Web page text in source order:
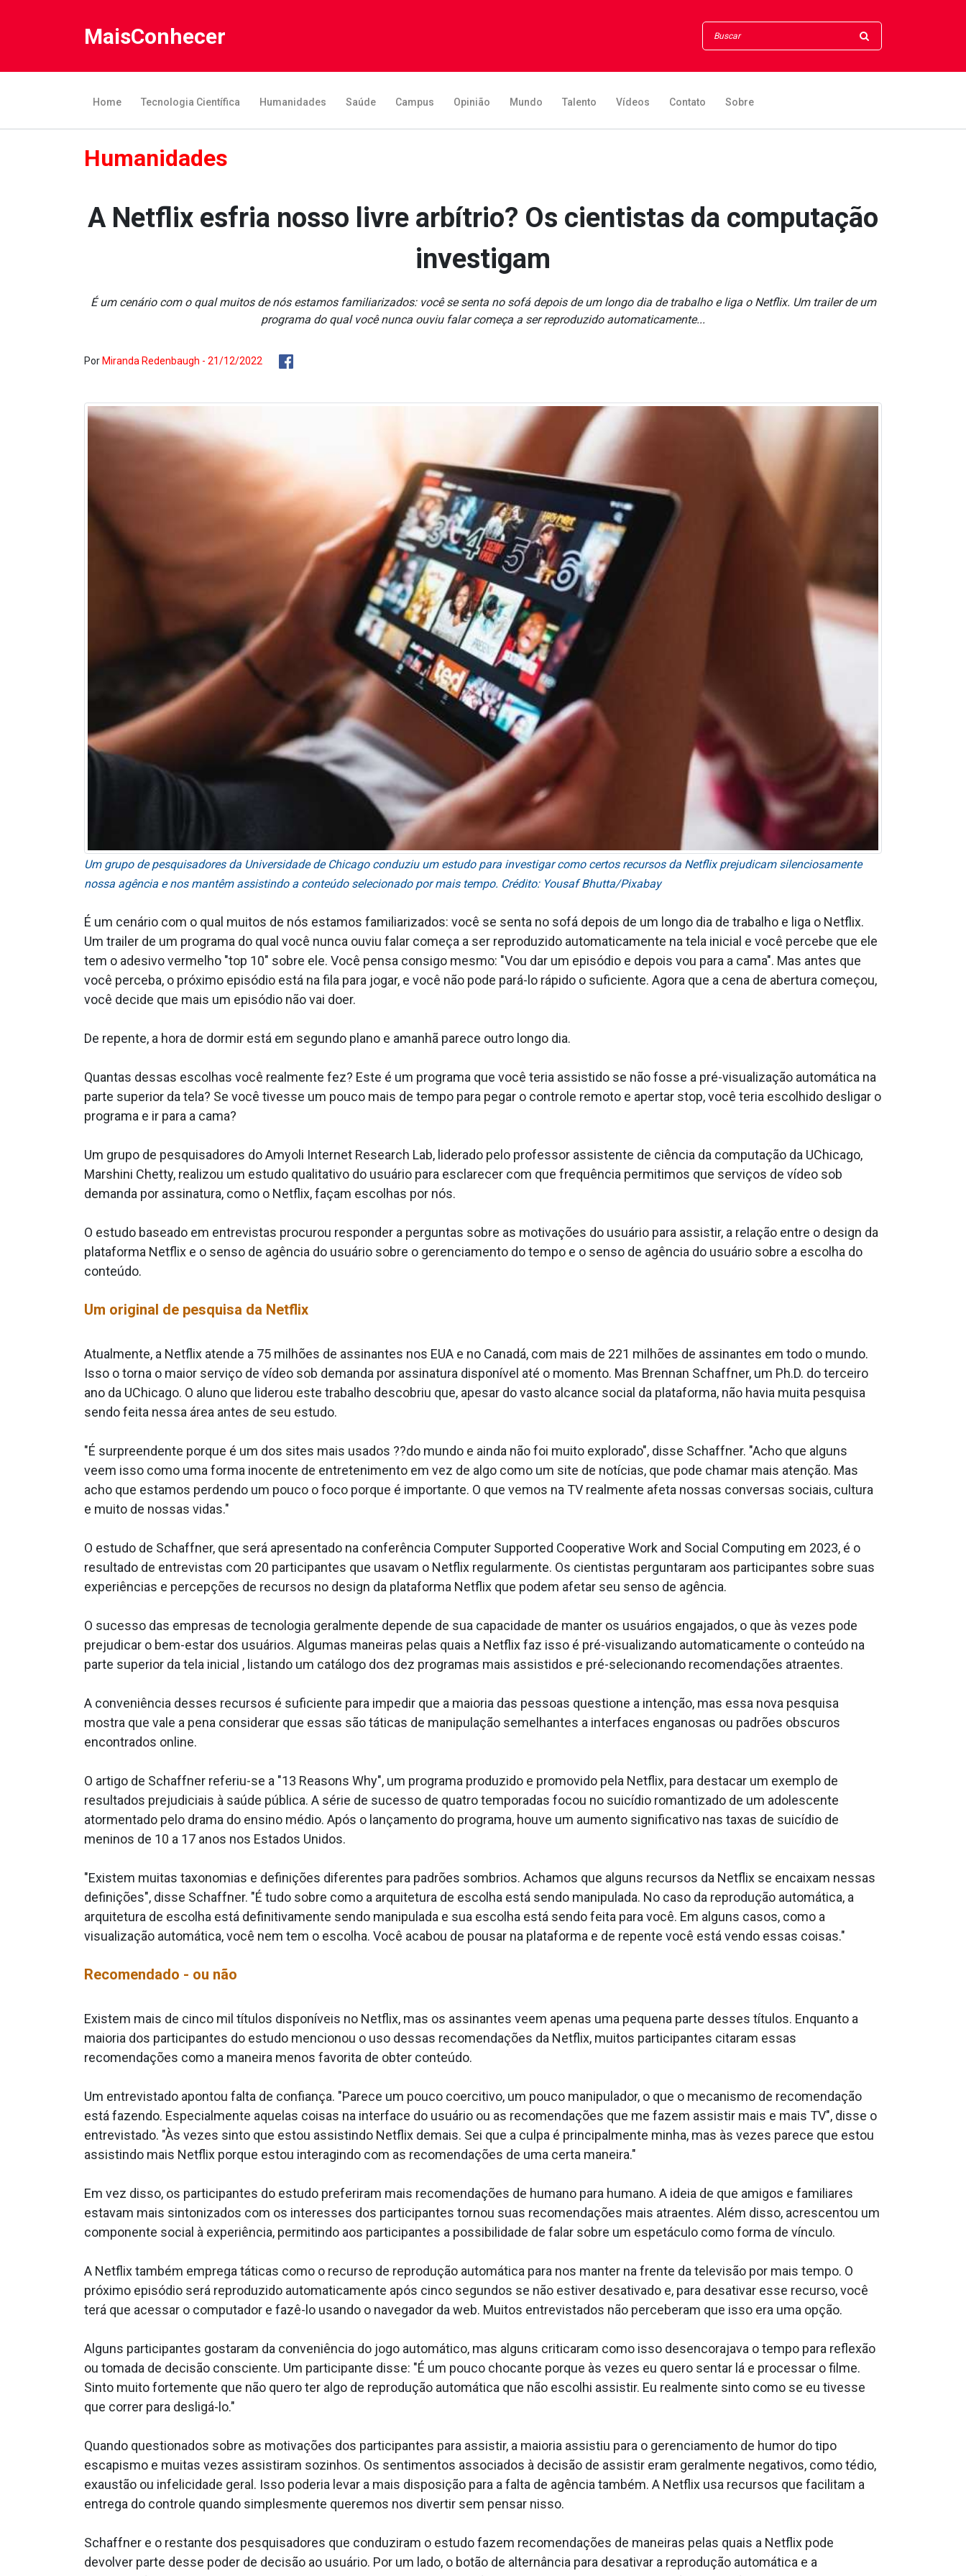
MaisConhecer
Home Tecnologia Científica Humanidades Saúde Campus Opinião Mundo Talento Vídeos Contato Sobre
Humanidades
A Netflix esfria nosso livre arbítrio? Os cientistas da computação
investigam
É um cenário com o qual muitos de nós estamos familiarizados: você se senta no sofá depois de um longo dia de trabalho e liga o Netflix. Um trailer de um
programa do qual você nunca ouviu falar começa a ser reproduzido automaticamente...
Por Miranda Redenbaugh - 21/12/2022
Um grupo de pesquisadores da Universidade de Chicago conduziu um estudo para investigar como certos recursos da Netflix prejudicam silenciosamente
nossa agência e nos mantêm assistindo a conteúdo selecionado por mais tempo. Crédito: Yousaf Bhutta/Pixabay
É um cenário com o qual muitos de nós estamos familiarizados: você se senta no sofá depois de um longo dia de trabalho e liga o Netflix.
Um trailer de um programa do qual você nunca ouviu falar começa a ser reproduzido automaticamente na tela inicial e você percebe que ele
tem o adesivo vermelho "top 10" sobre ele. Você pensa consigo mesmo: "Vou dar um episódio e depois vou para a cama". Mas antes que
você perceba, o próximo episódio está na fila para jogar, e você não pode pará-lo rápido o suficiente. Agora que a cena de abertura começou,
você decide que mais um episódio não vai doer.
De repente, a hora de dormir está em segundo plano e amanhã parece outro longo dia.
Quantas dessas escolhas você realmente fez? Este é um programa que você teria assistido se não fosse a pré-visualização automática na
parte superior da tela? Se você tivesse um pouco mais de tempo para pegar o controle remoto e apertar stop, você teria escolhido desligar o
programa e ir para a cama?
Um grupo de pesquisadores do Amyoli Internet Research Lab, liderado pelo professor assistente de ciência da computação da UChicago,
Marshini Chetty, realizou um estudo qualitativo do usuário para esclarecer com que frequência permitimos que serviços de vídeo sob
demanda por assinatura, como o Netflix, façam escolhas por nós.
O estudo baseado em entrevistas procurou responder a perguntas sobre as motivações do usuário para assistir, a relação entre o design da
plataforma Netflix e o senso de agência do usuário sobre o gerenciamento do tempo e o senso de agência do usuário sobre a escolha do
conteúdo.
Um original de pesquisa da Netflix
Atualmente, a Netflix atende a 75 milhões de assinantes nos EUA e no Canadá, com mais de 221 milhões de assinantes em todo o mundo.
Isso o torna o maior serviço de vídeo sob demanda por assinatura disponível até o momento. Mas Brennan Schaffner, um Ph.D. do terceiro
ano da UChicago. O aluno que liderou este trabalho descobriu que, apesar do vasto alcance social da plataforma, não havia muita pesquisa
sendo feita nessa área antes de seu estudo.
"É surpreendente porque é um dos sites mais usados ??do mundo e ainda não foi muito explorado", disse Schaffner. "Acho que alguns
veem isso como uma forma inocente de entretenimento em vez de algo como um site de notícias, que pode chamar mais atenção. Mas
acho que estamos perdendo um pouco o foco porque é importante. O que vemos na TV realmente afeta nossas conversas sociais, cultura
e muito de nossas vidas."
O estudo de Schaffner, que será apresentado na conferência Computer Supported Cooperative Work and Social Computing em 2023, é o
resultado de entrevistas com 20 participantes que usavam o Netflix regularmente. Os cientistas perguntaram aos participantes sobre suas
experiências e percepções de recursos no design da plataforma Netflix que podem afetar seu senso de agência.
O sucesso das empresas de tecnologia geralmente depende de sua capacidade de manter os usuários engajados, o que às vezes pode
prejudicar o bem-estar dos usuários. Algumas maneiras pelas quais a Netflix faz isso é pré-visualizando automaticamente o conteúdo na
parte superior da tela inicial , listando um catálogo dos dez programas mais assistidos e pré-selecionando recomendações atraentes.
A conveniência desses recursos é suficiente para impedir que a maioria das pessoas questione a intenção, mas essa nova pesquisa
mostra que vale a pena considerar que essas são táticas de manipulação semelhantes a interfaces enganosas ou padrões obscuros
encontrados online.
O artigo de Schaffner referiu-se a "13 Reasons Why", um programa produzido e promovido pela Netflix, para destacar um exemplo de
resultados prejudiciais à saúde pública. A série de sucesso de quatro temporadas focou no suicídio romantizado de um adolescente
atormentado pelo drama do ensino médio. Após o lançamento do programa, houve um aumento significativo nas taxas de suicídio de
meninos de 10 a 17 anos nos Estados Unidos.
"Existem muitas taxonomias e definições diferentes para padrões sombrios. Achamos que alguns recursos da Netflix se encaixam nessas
definições", disse Schaffner. "É tudo sobre como a arquitetura de escolha está sendo manipulada. No caso da reprodução automática, a
arquitetura de escolha está definitivamente sendo manipulada e sua escolha está sendo feita para você. Em alguns casos, como a
visualização automática, você nem tem o escolha. Você acabou de pousar na plataforma e de repente você está vendo essas coisas."
Recomendado - ou não
Existem mais de cinco mil títulos disponíveis no Netflix, mas os assinantes veem apenas uma pequena parte desses títulos. Enquanto a
maioria dos participantes do estudo mencionou o uso dessas recomendações da Netflix, muitos participantes citaram essas
recomendações como a maneira menos favorita de obter conteúdo.
Um entrevistado apontou falta de confiança. "Parece um pouco coercitivo, um pouco manipulador, o que o mecanismo de recomendação
está fazendo. Especialmente aquelas coisas na interface do usuário ou as recomendações que me fazem assistir mais e mais TV", disse o
entrevistado. "Às vezes sinto que estou assistindo Netflix demais. Sei que a culpa é principalmente minha, mas às vezes parece que estou
assistindo mais Netflix porque estou interagindo com as recomendações de uma certa maneira."
Em vez disso, os participantes do estudo preferiram mais recomendações de humano para humano. A ideia de que amigos e familiares
estavam mais sintonizados com os interesses dos participantes tornou suas recomendações mais atraentes. Além disso, acrescentou um
componente social à experiência, permitindo aos participantes a possibilidade de falar sobre um espetáculo como forma de vínculo.
A Netflix também emprega táticas como o recurso de reprodução automática para nos manter na frente da televisão por mais tempo. O
próximo episódio será reproduzido automaticamente após cinco segundos se não estiver desativado e, para desativar esse recurso, você
terá que acessar o computador e fazê-lo usando o navegador da web. Muitos entrevistados não perceberam que isso era uma opção.
Alguns participantes gostaram da conveniência do jogo automático, mas alguns criticaram como isso desencorajava o tempo para reflexão
ou tomada de decisão consciente. Um participante disse: "É um pouco chocante porque às vezes eu quero sentar lá e processar o filme.
Sinto muito fortemente que não quero ter algo de reprodução automática que não escolhi assistir. Eu realmente sinto como se eu tivesse
que correr para desligá-lo."
Quando questionados sobre as motivações dos participantes para assistir, a maioria assistiu para o gerenciamento de humor do tipo
escapismo e muitas vezes assistiram sozinhos. Os sentimentos associados à decisão de assistir eram geralmente negativos, como tédio,
exaustão ou infelicidade geral. Isso poderia levar a mais disposição para a falta de agência também. A Netflix usa recursos que facilitam a
entrega do controle quando simplesmente queremos nos divertir sem pensar nisso.
Schaffner e o restante dos pesquisadores que conduziram o estudo fazem recomendações de maneiras pelas quais a Netflix pode
devolver parte desse poder de decisão ao usuário. Por um lado, o botão de alternância para desativar a reprodução automática e a